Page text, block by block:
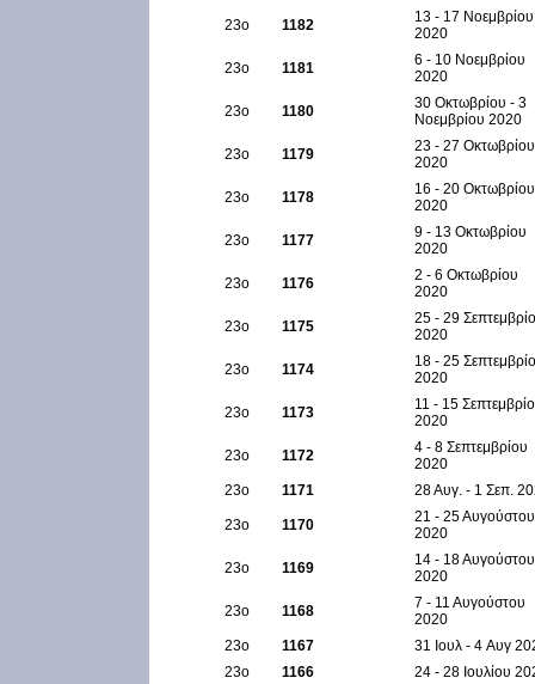
23ο 1182
13 - 17 Νοεμβρίου
2020
23ο 1181
6 - 10 Νοεμβρίου
2020
23ο 1180
30 Οκτωβρίου - 3
Νοεμβρίου 2020
23ο 1179
23 - 27 Οκτωβρίου
2020
23ο 1178
16 - 20 Οκτωβρίου
2020
23ο 1177
9 - 13 Οκτωβρίου
2020
23ο 1176
2 - 6 Οκτωβρίου
2020
23ο 1175
25 - 29
2020
23ο 1174
18 - 25
2020
23ο 1173
11 - 15
2020
23ο 1172
4 - 8 Σεπτεμβρίου
2020
23ο
1171 28 Αυγ. - 1 Σεπ.
23ο 1170
21 - 25 Αυγούστου
2020
23ο 1169
14 - 18 Αυγούστου
2020
23ο 1168
7 - 11 Αυγούστου
2020
23ο
1167
31 Ιουλ - 4 Aυγ
23ο
1166
24 - 28 Ιουλίου